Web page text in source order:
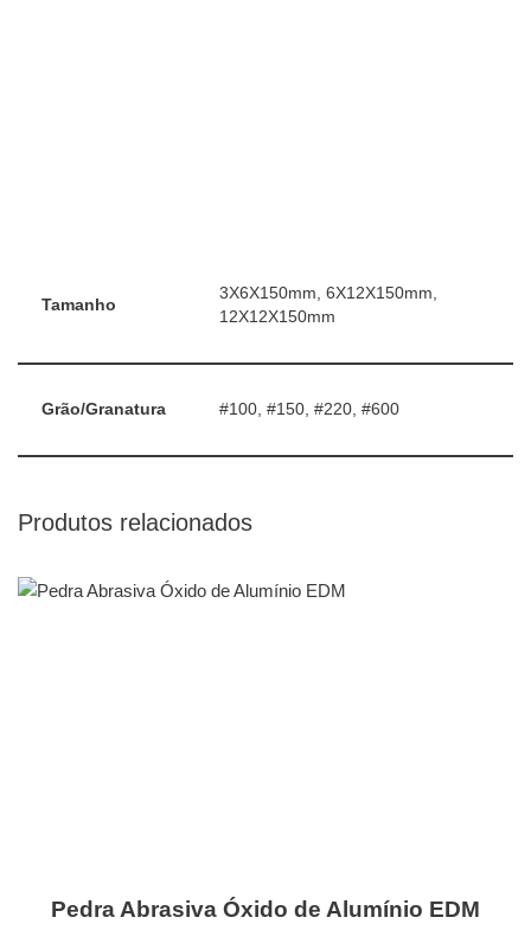
Tamanho
3X6X150mm, 6X12X150mm,
12X12X150mm
Grão/Granatura #100, #150, #220, #600
Produtos relacionados
Pedra Abrasiva Óxido de Alumínio EDM